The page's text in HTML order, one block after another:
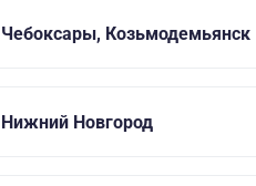
Чебоксары, Козьмодемьянск
Нижний Новгород